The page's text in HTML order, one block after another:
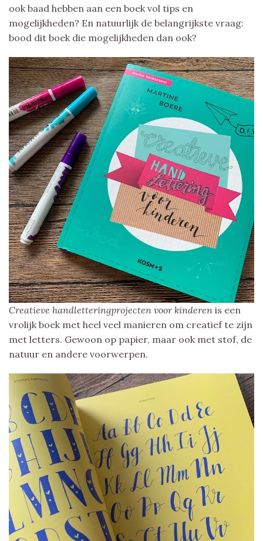
ook baad hebben aan een boek vol tips en
mogelijkheden? En natuurlijk de belangrijkste vraag:
bood dit boek die mogelijkheden dan ook?
Creatieve handletteringprojecten voor kinderen is een
vrolijk boek met heel veel manieren om creatief te zijn
met letters. Gewoon op papier, maar ook met stof, de
natuur en andere voorwerpen.